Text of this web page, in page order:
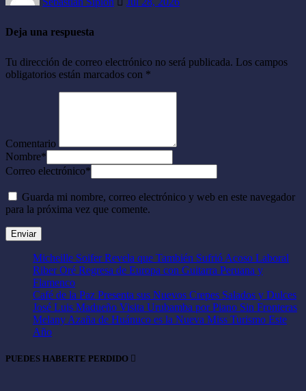
Deja una respuesta
Tu dirección de correo electrónico no será publicada. Los campos
obligatorios están marcados con *
Comentario
Nombre*
Correo electrónico*
Guarda mi nombre, correo electrónico y web en este navegador
para la próxima vez que comente.
Micheille Soifer Revela que También Sufrió Acoso Laboral
Riber Oré Regresa de Europa con Guitarra Peruana y
Flamenco
Café de la Paz Presenta sus Nuevos Crepes Salados y Dulces
José Luis Madueño Visita Urubamba por Piano Sin Fronteras
Melany Azaña de Huánuco es la Nueva Miss Turismo Este
Año
PUEDES HABERTE PERDIDO